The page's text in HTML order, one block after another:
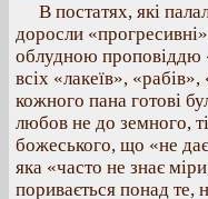
В постатях, які
доросли
облудною проповіддю
всіх «лакеїв»,
кожного пана готові
любов не до земного,
божеського, що «не
яка «часто не знає
поривається понад те,